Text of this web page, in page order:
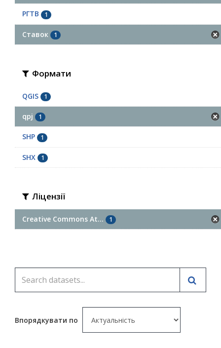
РГТВ 1
Ставок 1
Формати
QGIS 1
qpj 1
SHP 1
SHX 1
Ліцензії
Creative Commons At... 1
Впорядкувати по